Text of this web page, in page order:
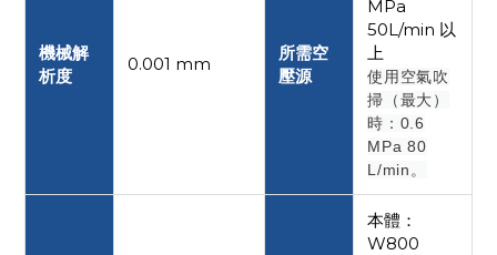
機械解
析度
0.001 mm
所需空
壓源
MPa
50L/min 以
上
使用空氣吹
掃（最大）
時：0.6
MPa 80
L/min。
本體：
W800